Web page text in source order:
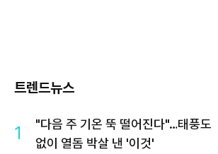
트렌드뉴스
1
"다음 주 기온 뚝 떨어진다"…태풍도
없이 열돔 박살 낸 '이것'